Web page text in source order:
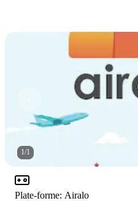
1/1
Plate-forme: Airalo